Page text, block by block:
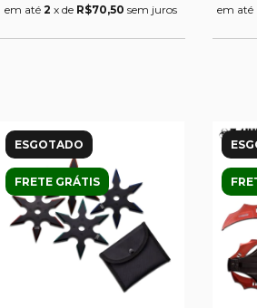
em até 2 x de R$70,50 sem juros em até
ESGOTADO
FRETE GRÁTIS